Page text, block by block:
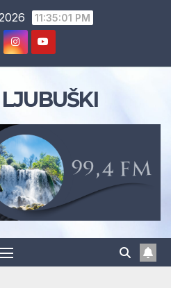
11:35:02 PM